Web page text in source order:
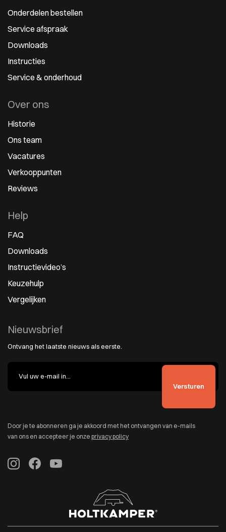
Onderdelen bestellen
Service afspraak
Downloads
Instructies
Service & onderhoud
Over ons
Historie
Ons team
Vacatures
Verkooppunten
Reviews
Help
FAQ
Downloads
Instructievideo’s
Keuzehulp
Vergelijken
Nieuwsbrief
Ontvang het laatste nieuws als eerste.
Door je te abonneren ga je akkoord met het ontvangen van e-mails
van ons en accepteer je onze privacy policy